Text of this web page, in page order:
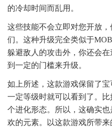
的冷却时间而乱用。
这些技能不会立即对您开放
们。这种升级完全类似于
躲避敌人的攻击外，你还会
到一定的门槛来升级。
如上所述，这款游戏保留了
一定等级时就可以看到了。
个进化形态。所以，这确实也
欢的元素。以这款游戏所带